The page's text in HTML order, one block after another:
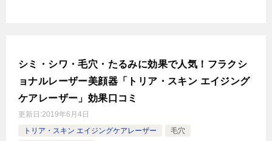
シミ・シワ・毛穴・たるみに効果で人気！フラクシ
ョナルレーザー美顔器「トリア・スキン エイジング
ケアレーザー」効果口コミ
更新日:2019年6月4日
トリア・スキン エイジングケアレーザー
毛穴